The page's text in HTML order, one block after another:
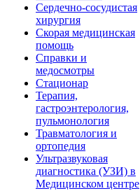
Сердечно-сосудистая
хирургия
Скорая медицинская
помощь
Справки и
медосмотры
Стационар
Терапия,
гастроэнтерология,
пульмонология
Травматология и
ортопедия
Ультразвуковая
диагностика (УЗИ) в
Медицинском центре